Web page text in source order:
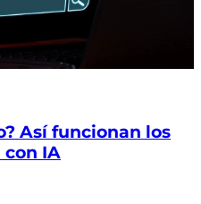
Así funcionan los
con IA